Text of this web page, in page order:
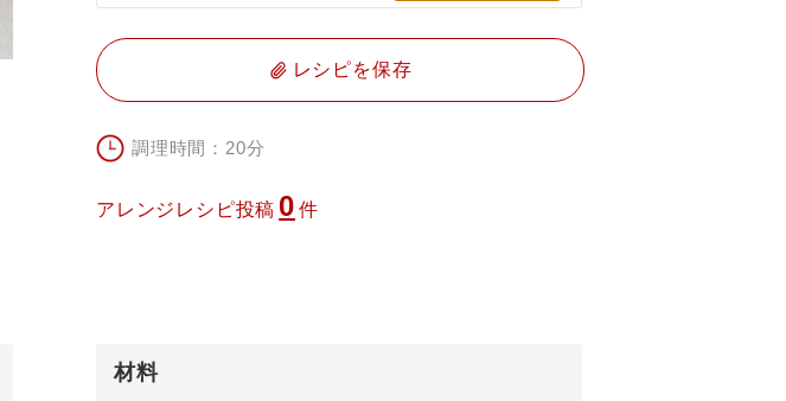
レシピを保存
調理時間：20分
アレンジレシピ投稿 0 件
材料